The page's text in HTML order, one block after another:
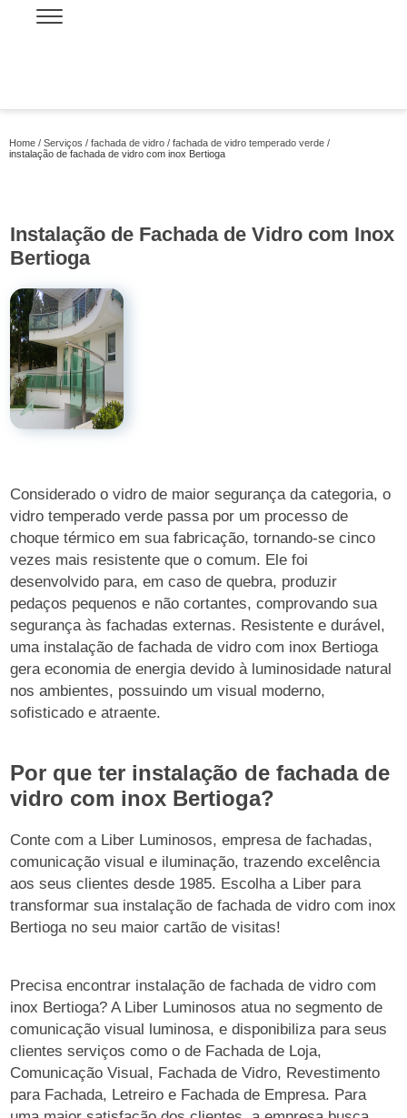
Home Serviços fachada de vidro
fachada de vidro temperado verde
instalação de fachada de vidro com inox Bertioga
Instalação de Fachada de Vidro com Inox
Bertioga
Considerado o vidro de maior segurança da categoria, o
vidro temperado verde passa por um processo de
choque térmico em sua fabricação, tornando-se cinco
vezes mais resistente que o comum. Ele foi
desenvolvido para, em caso de quebra, produzir
pedaços pequenos e não cortantes, comprovando sua
segurança às fachadas externas. Resistente e durável,
uma instalação de fachada de vidro com inox Bertioga
gera economia de energia devido à luminosidade natural
nos ambientes, possuindo um visual moderno,
sofisticado e atraente.
Por que ter instalação de fachada de
vidro com inox Bertioga?
Conte com a Liber Luminosos, empresa de fachadas,
comunicação visual e iluminação, trazendo excelência
aos seus clientes desde 1985. Escolha a Liber para
transformar sua instalação de fachada de vidro com inox
Bertioga no seu maior cartão de visitas!
Precisa encontrar instalação de fachada de vidro com
inox Bertioga? A Liber Luminosos atua no segmento de
comunicação visual luminosa, e disponibiliza para seus
clientes serviços como o de Fachada de Loja,
Comunicação Visual, Fachada de Vidro, Revestimento
para Fachada, Letreiro e Fachada de Empresa. Para